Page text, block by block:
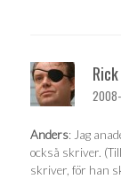
Anders: Jag
också skriver.
skriver, för han